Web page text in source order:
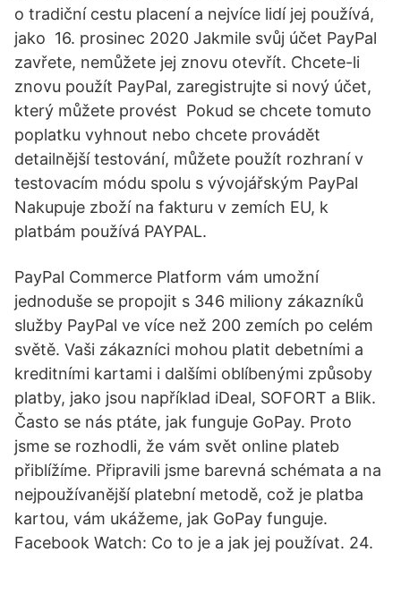
o tradiční cestu placení a nejvíce lidí jej používá,
jako 16. prosinec 2020 Jakmile svůj účet PayPal
zavřete, nemůžete jej znovu otevřít. Chcete-li
znovu použít PayPal, zaregistrujte si nový účet,
který můžete provést Pokud se chcete tomuto
poplatku vyhnout nebo chcete provádět
detailnější testování, můžete použít rozhraní v
testovacím módu spolu s vývojářským PayPal
Nakupuje zboží na fakturu v zemích EU, k
platbám používá PAYPAL.
PayPal Commerce Platform vám umožní
jednoduše se propojit s 346 miliony zákazníků
služby PayPal ve více než 200 zemích po celém
světě. Vaši zákazníci mohou platit debetními a
kreditními kartami i dalšími oblíbenými způsoby
platby, jako jsou například iDeal, SOFORT a Blik.
Často se nás ptáte, jak funguje GoPay. Proto
jsme se rozhodli, že vám svět online plateb
přiblížíme. Připravili jsme barevná schémata a na
nejpoužívanější platební metodě, což je platba
kartou, vám ukážeme, jak GoPay funguje.
Facebook Watch: Co to je a jak jej používat. 24.